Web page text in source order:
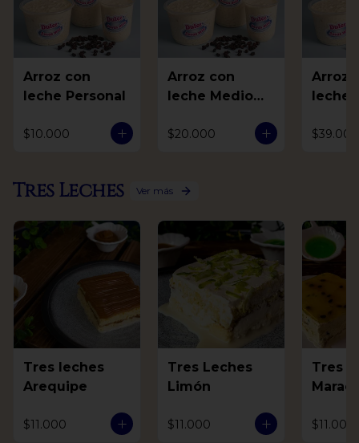
Arroz con
leche Personal
$10.000
Arroz con
leche Medio
$20.000
Arroz
leche
$39.000
Tres Leches Ver más
Tres leches
Arequipe
$11.000
Tres Leches
Limón
$11.000
Tres
$11.000